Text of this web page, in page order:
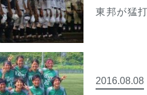
東邦が猛
2016.08.08